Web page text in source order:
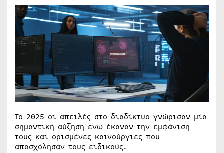
Το 2025 οι απειλές στο διαδίκτυο γνώρισαν μία
σημαντική αύξηση ενώ έκαναν την εμφάνιση
τους και ορισμένες καινούργιες που
απασχόλησαν τους ειδικούς.